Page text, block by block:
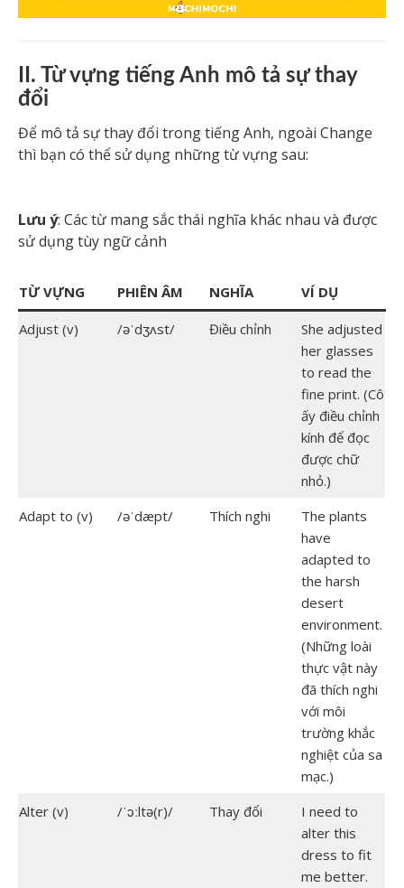
II. Từ vựng tiếng Anh mô tả sự thay
đổi
Để mô tả sự thay đổi trong tiếng Anh, ngoài Change
thì bạn có thể sử dụng những từ vựng sau:
Lưu ý: Các từ mang sắc thái nghĩa khác nhau và được
sử dụng tùy ngữ cảnh
TỪ VỰNG PHIÊN ÂM NGHĨA VÍ DỤ
Adjust (v) /əˈdʒʌst/ Điều chỉnh
She adjusted
her glasses
to read the
fine print. (Cô
ấy điều chỉnh
kính để đọc
được chữ
nhỏ.)
Adapt to (v)
/əˈdæpt/ Thích nghi
The plants
have
adapted to
the harsh
desert
environment.
(Những loài
thực vật này
đã thích nghi
với môi
trường khắc
nghiệt của sa
mạc.)
Alter (v)
/ˈɔːltə(r)/ Thay đổi
I need to
alter this
dress to fit
me better.